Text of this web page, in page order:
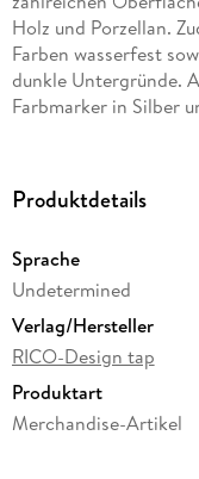
Holz und Porzellan.
Farben wasserfest
dunkle Untergründe.
Farbmarker in Silber
Produktdetails
Sprache
Undetermined
Verlag/Hersteller
RICO-Design tap
Produktart
Merchandise-Artikel